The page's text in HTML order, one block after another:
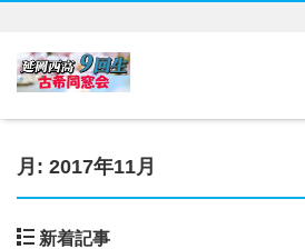
月: 2017年11月
新着記事